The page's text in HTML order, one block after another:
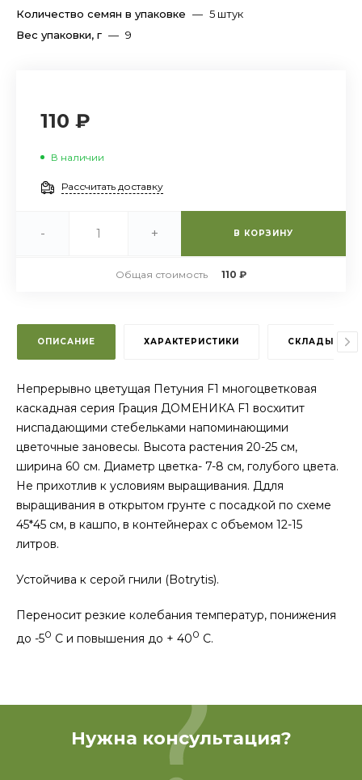
Количество семян в упаковке — 5 штук
Вес упаковки, г — 9
110 ₽
В наличии
Рассчитать доставку
- + В КОРЗИНУ
Общая стоимость 110 ₽
ОПИСАНИЕ ХАРАКТЕРИСТИКИ СКЛАДЫ
Непрерывно цветущая Петуния F1 многоцветковая
каскадная серия Грация ДОМЕНИКА F1 восхитит
ниспадающими стебельками напоминающими
цветочные зановесы. Высота растения 20-25 см,
ширина 60 см. Диаметр цветка- 7-8 см, голубого цвета.
Не прихотлив к условиям выращивания. Ддля
выращивания в открытом грунте с посадкой по схеме
45*45 см, в кашпо, в контейнерах с объемом 12-15
литров.
Устойчива к серой гнили (Botrytis).
Переносит резкие колебания температур, понижения
до -50 С и повышения до + 400 С.
Нужна консультация?